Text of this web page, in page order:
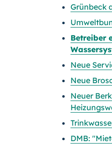
Grünbeck
Betreiber
Neue
Neue
Neuer
DMB: